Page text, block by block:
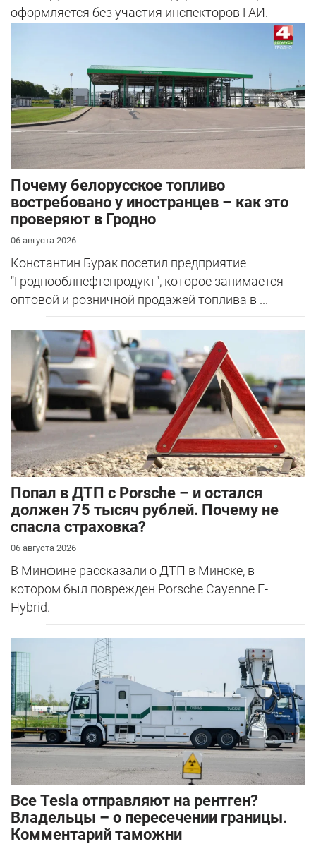
оформляется без участия инспекторов ГАИ.
Почему белорусское топливо
востребовано у иностранцев – как это
проверяют в Гродно
06 августа 2026
Константин Бурак посетил предприятие
"Гроднооблнефтепродукт", которое занимается
оптовой и розничной продажей топлива в ...
​Попал в ДТП с Porsche – и остался
должен 75 тысяч рублей. Почему не
спасла страховка?
06 августа 2026
В Минфине рассказали о ДТП в Минске, в
котором был поврежден Porsche Cayenne E-
Hybrid.
Все Tesla отправляют на рентген?
Владельцы – о пересечении границы.
Комментарий таможни